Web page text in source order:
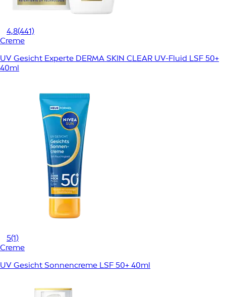
4,8(441)
Creme
UV Gesicht Experte DERMA SKIN CLEAR UV-Fluid LSF 50+
40ml
5(1)
Creme
UV Gesicht Sonnencreme LSF 50+ 40ml